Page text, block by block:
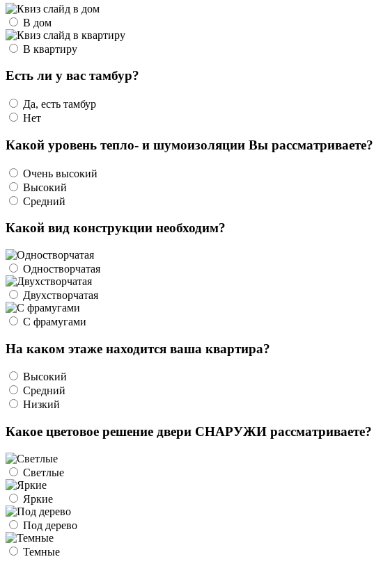
В дом
В квартиру
Есть ли у вас тамбур?
Да, есть тамбур
Нет
Какой уровень тепло- и шумоизоляции Вы рассматриваете?
Очень высокий
Высокий
Средний
Какой вид конструкции необходим?
Одностворчатая
Двухстворчатая
С фрамугами
На каком этаже находится ваша квартира?
Высокий
Средний
Низкий
Какое цветовое решение двери СНАРУЖИ рассматриваете?
Светлые
Яркие
Под дерево
Темные